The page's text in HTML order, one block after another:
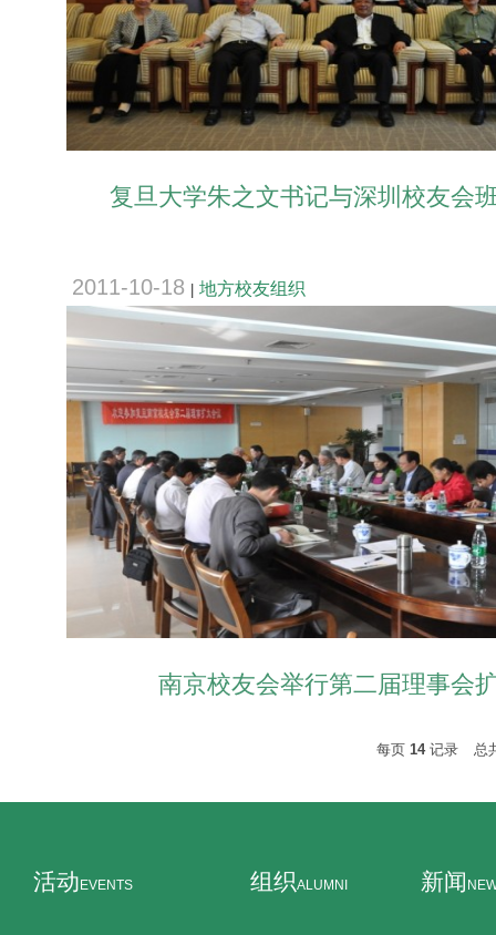
复旦大学朱之文书记与深圳校友会
2011-10-18 地方校友组织
南京校友会举行第二届理事会
每页 14记录 总
活动 EVENTS 组织ALUMNI 新闻